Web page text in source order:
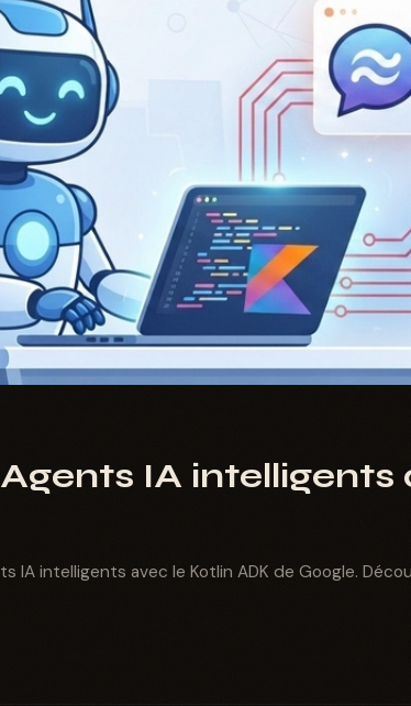
IA intelligents
IA intelligents avec le Kotlin ADK de Google.